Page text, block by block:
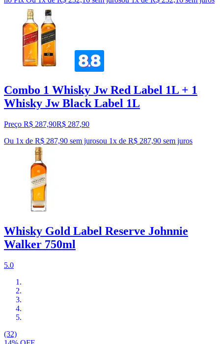
Combo 1 Whisky Jw Red Label 1L + 1
Whisky Jw Black Label 1L
Preço R$ 287,90R$ 287,90
Ou 1x de R$ 287,90 sem jurosou 1x de R$ 287,90 sem juros
Whisky Gold Label Reserve Johnnie
Walker 750ml
5.0
(32)